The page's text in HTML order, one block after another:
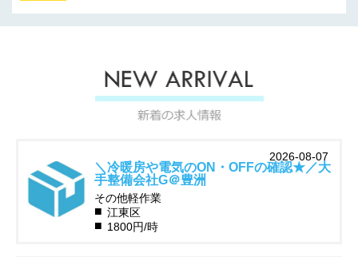
2026-08-07
＼冷暖房や電気のON・OFFの確認★／大
手整備会社G＠豊洲
その他軽作業
江東区
1800円/時